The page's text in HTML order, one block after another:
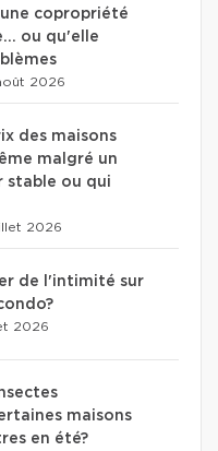
copropriété
ou qu'elle
2026
des maisons
malgré un
stable ou qui
2026
de l'intimité sur
2026
maisons
en été?